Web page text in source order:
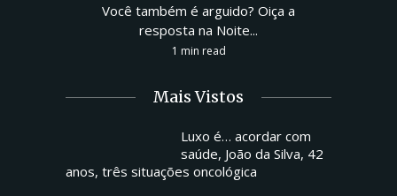
Você também é arguido? Oiça a
resposta na Noite...
1 min read
Mais Vistos
Luxo é… acordar com
saúde, João da Silva, 42
anos, três situações oncológica